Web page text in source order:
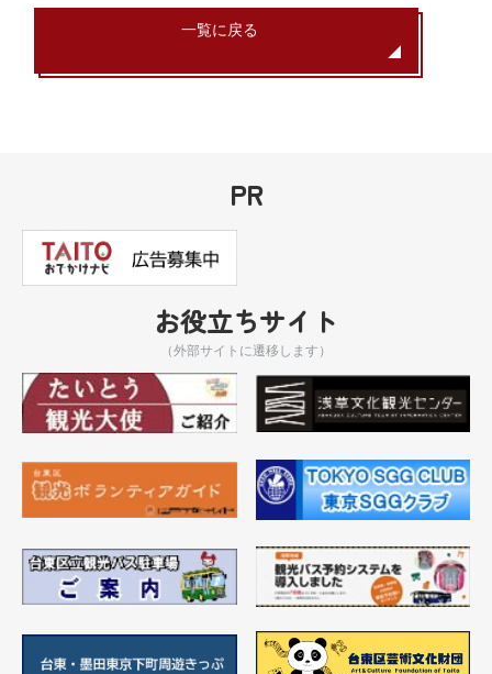
一覧に戻る
PR
お役立ちサイト
（外部サイトに遷移します）